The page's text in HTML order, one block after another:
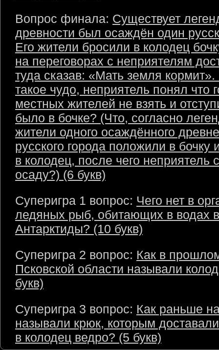
Вопрос финала: Существует
древности был осаждён один
Его жители бросили в колодец
на переговорах с неприятелям
туда сказав: «Мать земля
такое чудо, неприятель понял что
местных жителей не взять и
было в бочке? (Что, согласно
жители одного осаждённого
русского города положили в бочку
в колодец, после чего неприятель
осаду?) (6 букв)
Суперигра 1 вопрос: Чего нет в
ледяных рыб, обитающих в водах
Антарктиды? (10 букв)
Суперигра 2 вопрос: Как в
Псковской области называли
букв)
Суперигра 3 вопрос: Как раньше
называли крюк, которым
в колодец ведро? (5 букв)